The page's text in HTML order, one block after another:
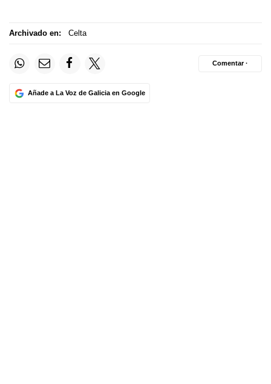
Archivado en: Celta
Añade a La Voz de Galicia en Google
Comentar ·